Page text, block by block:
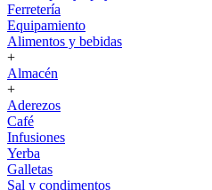
Ferretería
Equipamiento
Alimentos y bebidas
+
Almacén
+
Aderezos
Café
Infusiones
Yerba
Galletas
Sal y condimentos